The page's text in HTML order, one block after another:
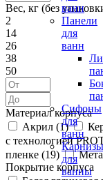
ванн
Панели
для
ванн
Сифоны
для
ванн
Карнизы
для
ванны
Вес, кг (без
2
14
26
38
50
Материал корпуса
Акрил (1)
с технологией
пленке (19)
Покрытие корпуса